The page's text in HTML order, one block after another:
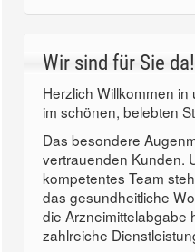
Wir sind für Sie da!
Herzlich Willkommen
im schönen, belebten
Das besondere
vertrauenden Kunden.
kompetentes Team
das gesundheitliche
die Arzneimittelabgabe
zahlreiche